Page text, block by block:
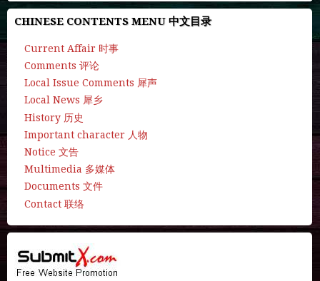
CHINESE CONTENTS MENU 中文目录
Current Affair 时事
Comments 评论
Local Issue Comments 犀声
Local News 犀乡
History 历史
Important character 人物
Notice 文告
Multimedia 多媒体
Documents 文件
Contact 联络